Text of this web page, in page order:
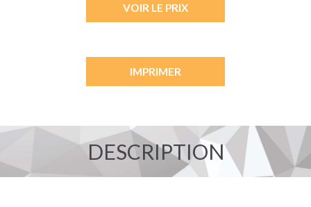
VOIR LE PRIX
IMPRIMER
DESCRIPTION